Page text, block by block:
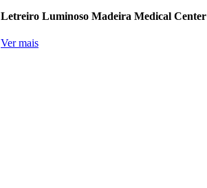
Letreiro Luminoso Madeira Medical Center
Ver mais